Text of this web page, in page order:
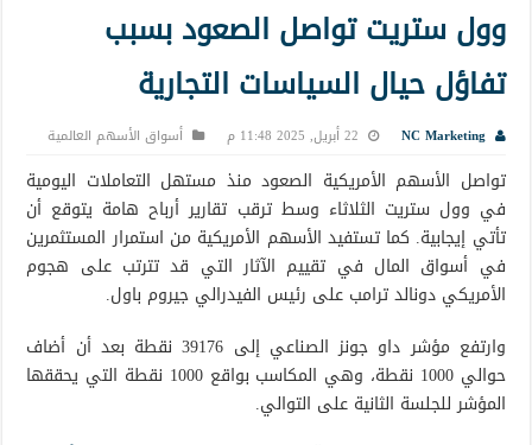
وول ستريت تواصل الصعود بسبب
تفاؤل حيال السياسات التجارية
NC Marketing 22 أبريل, 2025 11:48 م أسواق الأسهم العالمية
تواصل الأسهم الأمريكية الصعود منذ مستهل التعاملات اليومية
في وول ستريت الثلاثاء وسط ترقب تقارير أرباح هامة يتوقع أن
تأتي إيجابية. كما تستفيد الأسهم الأمريكية من استمرار المستثمرين
في أسواق المال في تقييم الآثار التي قد تترتب على هجوم
الأمريكي دونالد ترامب على رئيس الفيدرالي جيروم باول.
وارتفع مؤشر داو جونز الصناعي إلى 39176 نقطة بعد أن أضاف
حوالي 1000 نقطة، وهي المكاسب بواقع 1000 نقطة التي يحققها
المؤشر للجلسة الثانية على التوالي.